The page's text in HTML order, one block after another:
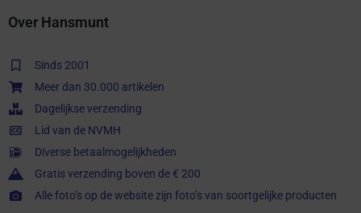
Over Hansmunt
Sinds 2001
Meer dan 30.000 artikelen
Dagelijkse verzending
Lid van de NVMH
Diverse betaalmogelijkheden
Gratis verzending boven de € 200
Alle foto’s op de website zijn foto’s van soortgelijke producten